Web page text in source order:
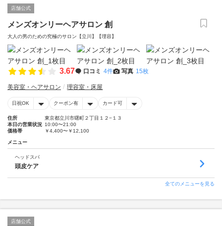
店舗公式
メンズオンリーヘアサロン 創
大人の男のための究極のサロン【立川】【理容】
3.67 口コミ 4件 写真 15枚
美容室・ヘアサロン 理容室・床屋
日祝OK クーポン有 カード可
住所
東京都立川市曙町２丁目１２−１３
本日の営業状況 10:00〜21:00
価格帯
￥4,400〜￥12,100
メニュー
ヘッドスパ
頭皮ケア
全てのメニューを見る
店舗公式